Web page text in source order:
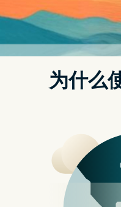
Jon Prosser 先前已说过
新机的消息，现在近一
Pixel 6a 手机。这款手机
会采用 Tensor 处理器，
Pixel 5 相似的双 1.2M 画
常就是规格与当代手机
会原生 Android 系统与
较。若 Pixel 6a 手机给
造销售佳绩，成为市场上